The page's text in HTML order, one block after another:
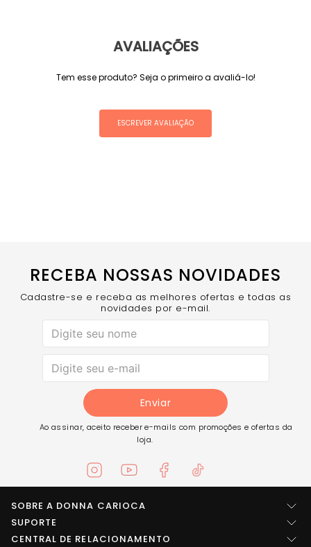
AVALIAÇÕES
Tem esse produto? Seja o primeiro a avaliá-lo!
ESCREVER AVALIAÇÃO
RECEBA NOSSAS NOVIDADES
Cadastre-se e receba as melhores ofertas e todas as
novidades por e-mail.
Enviar
Ao assinar, aceito receber e-mails com promoções e ofertas da
loja.
SOBRE A DONNA CARIOCA
Quem somos
SUPORTE
Central de ajuda
CENTRAL DE RELACIONAMENTO